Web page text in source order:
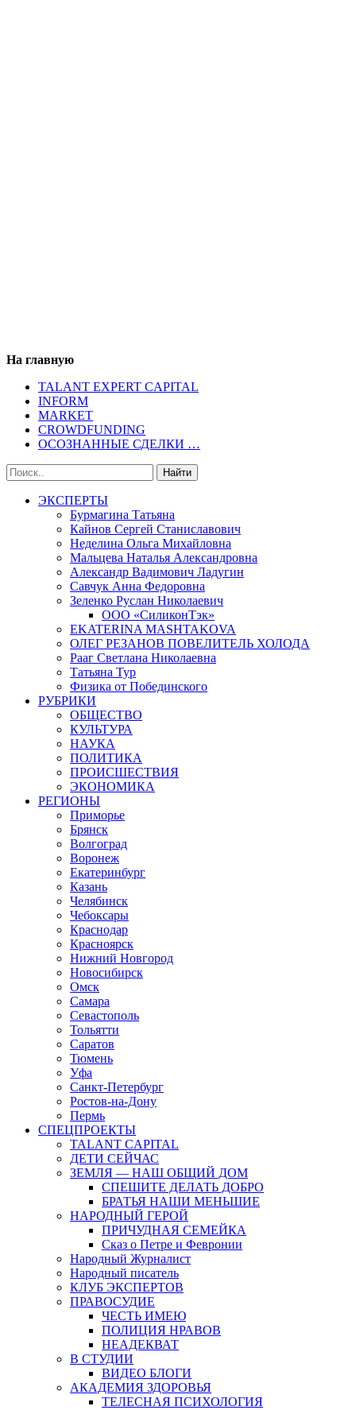
На главную
TALANT EXPERT CAPITAL
INFORM
MARKET
CROWDFUNDING
ОСОЗНАННЫЕ СДЕЛКИ …
ЭКСПЕРТЫ
Бурмагина Татьяна
Кайнов Сергей Станиславович
Неделина Ольга Михайловна
Мальцева Наталья Александровна
Александр Вадимович Ладугин
Савчук Анна Федоровна
Зеленко Руслан Николаевич
ООО «СиликонТэк»
EKATERINA MASHTAKOVA
ОЛЕГ РЕЗАНОВ ПОВЕЛИТЕЛЬ ХОЛОДА
Рааг Светлана Николаевна
Татьяна Тур
Физика от Побединского
РУБРИКИ
ОБЩЕСТВО
КУЛЬТУРА
НАУКА
ПОЛИТИКА
ПРОИСШЕСТВИЯ
ЭКОНОМИКА
РЕГИОНЫ
Приморье
Брянск
Волгоград
Воронеж
Екатеринбург
Казань
Челябинск
Чебоксары
Краснодар
Красноярск
Нижний Новгород
Новосибирск
Омск
Самара
Севастополь
Тольятти
Саратов
Тюмень
Уфа
Санкт-Петербург
Ростов-на-Дону
Пермь
СПЕЦПРОЕКТЫ
TALANT CAPITAL
ДЕТИ СЕЙЧАС
ЗЕМЛЯ — НАШ ОБЩИЙ ДОМ
СПЕШИТЕ ДЕЛАТЬ ДОБРО
БРАТЬЯ НАШИ МЕНЬШИЕ
НАРОДНЫЙ ГЕРОЙ
ПРИЧУДНАЯ СЕМЕЙКА
Сказ о Петре и Февронии
Народный Журналист
Народный писатель
КЛУБ ЭКСПЕРТОВ
ПРАВОСУДИЕ
ЧЕСТЬ ИМЕЮ
ПОЛИЦИЯ НРАВОВ
НЕАДЕКВАТ
В СТУДИИ
ВИДЕО БЛОГИ
АКАДЕМИЯ ЗДОРОВЬЯ
ТЕЛЕСНАЯ ПСИХОЛОГИЯ